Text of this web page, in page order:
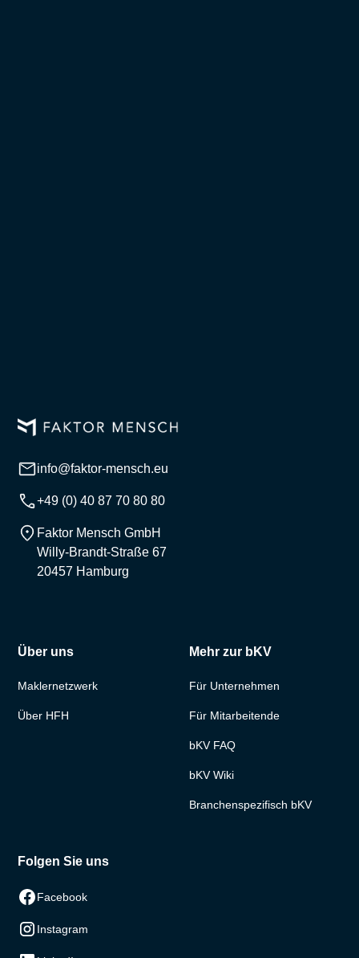
info@faktor-mensch.eu
+49 (0) 40 87 70 80 80
Faktor Mensch GmbH
Willy-Brandt-Straße 67
20457 Hamburg
Über uns
Maklernetzwerk
Über HFH
Mehr zur bKV
Für Unternehmen
Für Mitarbeitende
bKV FAQ
bKV Wiki
Branchenspezifisch bKV
Folgen Sie uns
Facebook
Instagram